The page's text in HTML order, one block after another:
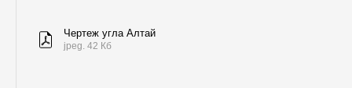
Чертеж угла Алтай
jpeg. 42 Кб